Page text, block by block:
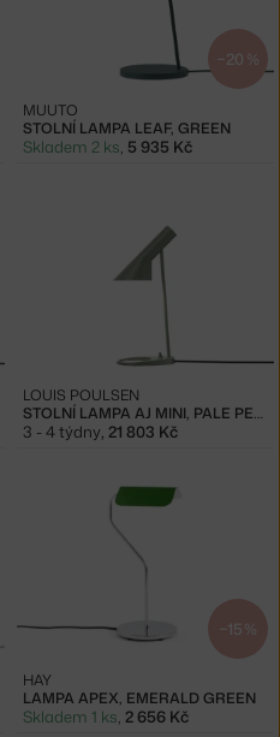
−20 %
STOLNÍ LAMPA LEAF, GREEN
MUUTO
Skladem 2 ks, 5 935 Kč
STOLNÍ LAMPA AJ MINI, PALE PETROLEUM
LOUIS POULSEN
3 - 4 týdny, 21 803 Kč
−15 %
LAMPA APEX, EMERALD GREEN
HAY
Skladem 1 ks, 2 656 Kč